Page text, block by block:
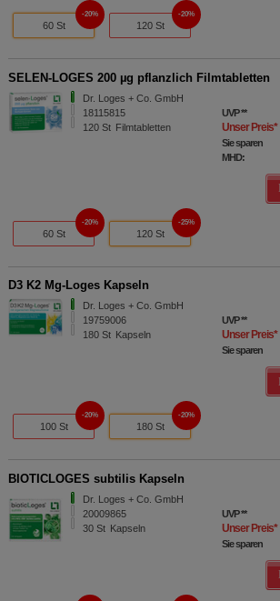
60 St
20%
120 St
20%
SELEN-LOGES 200 µg pflanzlich Filmtabletten
Dr. Loges + Co. GmbH
18115815
120 St Filmtabletten
UVP**
Unser Preis*
Sie sparen
MHD:
60 St
20%
120 St
25%
D3 K2 Mg-Loges Kapseln
Dr. Loges + Co. GmbH
19759006
180 St Kapseln
UVP**
Unser Preis*
Sie sparen
100 St
20%
180 St
20%
BIOTICLOGES subtilis Kapseln
Dr. Loges + Co. GmbH
20009865
30 St Kapseln
UVP**
Unser Preis*
Sie sparen